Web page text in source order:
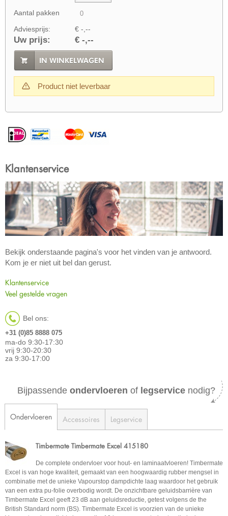
Aantal pakken
Adviesprijs: € -,--
Uw prijs: € -,--
IN WINKELWAGEN
Product niet leverbaar
Klantenservice
Bekijk onderstaande pagina's voor het vinden van je antwoord.
Kom je er niet uit bel dan gerust.
Klantenservice
Veel gestelde vragen
Bel ons:
+31 (0)85 8888 075
ma-do 9:30-17:30
vrij 9:30-20:30
za 9:30-17:00
Bijpassende ondervloeren of legservice nodig?
Ondervloeren Accessoires Legservice
Timbermate Timbermate Excel 415180
De complete ondervloer voor hout- en laminaatvloeren! Timbermate
Excel is van hoge kwaliteit, gemaakt van een hoogwaardig rubber mengsel in
combinatie met de unieke Vapourstop dampdichte laag waardoor het gebruik
van een extra pu-folie overbodig wordt. De onzichtbare geluidsbarrière van
Timbermate Excel geeft 23 dB aan geluidsreductie, getest volgens de the
British Standard norm (BS). Timbermate Excel is voorzien van de unieke